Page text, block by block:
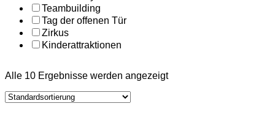
Teambuilding
Tag der offenen Tür
Zirkus
Kinderattraktionen
Alle 10 Ergebnisse werden angezeigt